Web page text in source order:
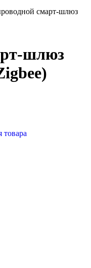
смарт-шлюз
шлюз